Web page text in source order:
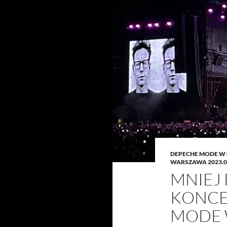
DEPECHE MODE W
WARSZAWA
MNIEJ
MODE